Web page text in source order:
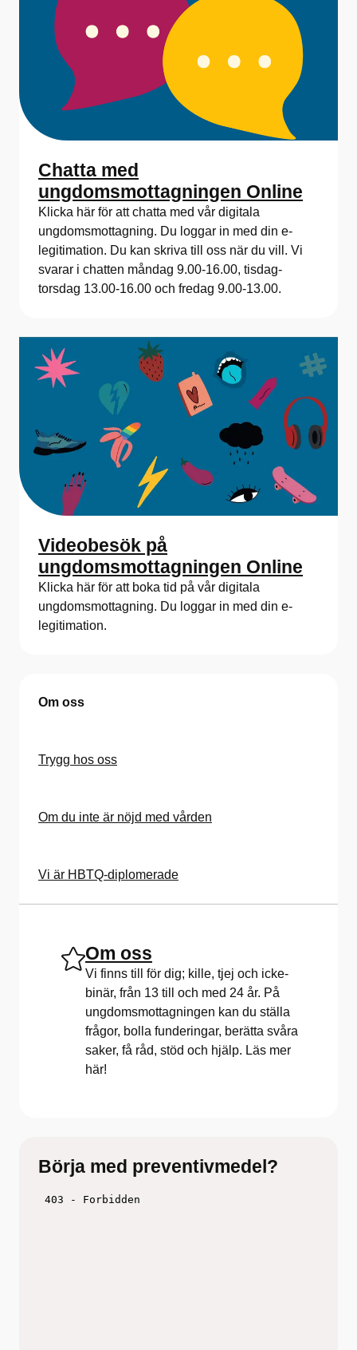
Chatta med
ungdomsmottagningen Online
Klicka här för att chatta med vår digitala
ungdomsmottagning. Du loggar in med din e-
legitimation. Du kan skriva till oss när du vill. Vi
svarar i chatten måndag 9.00-16.00, tisdag-
torsdag 13.00-16.00 och fredag 9.00-13.00.
Videobesök på
ungdomsmottagningen Online
Klicka här för att boka tid på vår digitala
ungdomsmottagning. Du loggar in med din e-
legitimation.
Om oss
Trygg hos oss
Om du inte är nöjd med vården
Vi är HBTQ-diplomerade
Om oss
Vi finns till för dig; kille, tjej och icke-
binär, från 13 till och med 24 år. På
ungdomsmottagningen kan du ställa
frågor, bolla funderingar, berätta svåra
saker, få råd, stöd och hjälp. Läs mer
här!
Börja med preventivmedel?